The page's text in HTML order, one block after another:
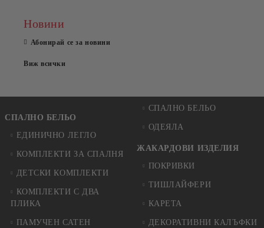
Новини
Абонирай се за новини
Виж всички
СПАЛНО БЕЛЬО
ЕДИНИЧНО ЛЕГЛО
КОМПЛЕКТИ ЗА СПАЛНЯ
ДЕТСКИ КОМПЛЕКТИ
КОМПЛЕКТИ С ДВА
ПЛИКА
ПАМУЧЕН САТЕН
СПАЛНО БЕЛЬО
ОДЕЯЛА
ЖАКАРДОВИ ИЗДЕЛИЯ
ПОКРИВКИ
ТИШЛАЙФЕРИ
КАРЕТА
ДЕКОРАТИВНИ КАЛЪФКИ